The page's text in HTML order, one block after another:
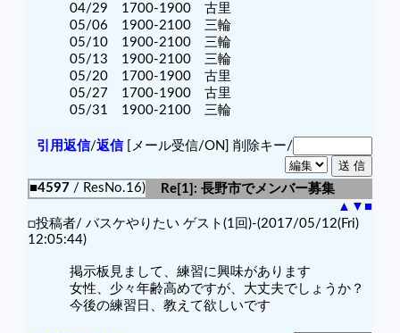
04/29 1700-1900 古里
05/06 1900-2100 三輪
05/10 1900-2100 三輪
05/13 1900-2100 三輪
05/20 1700-1900 古里
05/27 1700-1900 古里
05/31 1900-2100 三輪
引用返信/返信[メール受信/ON] 削除キー/
■4597 / ResNo.16)
Re[1]: 長野市でメンバー募集
▲ ▼ ■
□投稿者/ バスケやりたい ゲスト(1回)-(2017/05/12(Fri)
12:05:44)
掲示板見まして、練習に興味があります
女性、少々年齢高めですが、大丈夫でしょうか？
今後の練習日、教えて欲しいです